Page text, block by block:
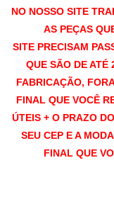
NO NOSSO SITE
AS PEÇAS
SITE PRECISAM
QUE SÃO DE ATÉ
FABRICAÇÃO,
FINAL QUE VOCÊ
ÚTEIS + O PRAZO
SEU CEP E A
FINAL QUE